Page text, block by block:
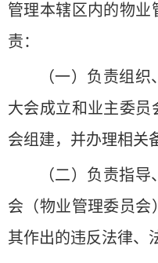
管理本辖区内的物业
责：
（一）负责组
大会成立和业主委员
会组建，并办理相关
（二）负责指
会（物业管理委员会
其作出的违反法律、